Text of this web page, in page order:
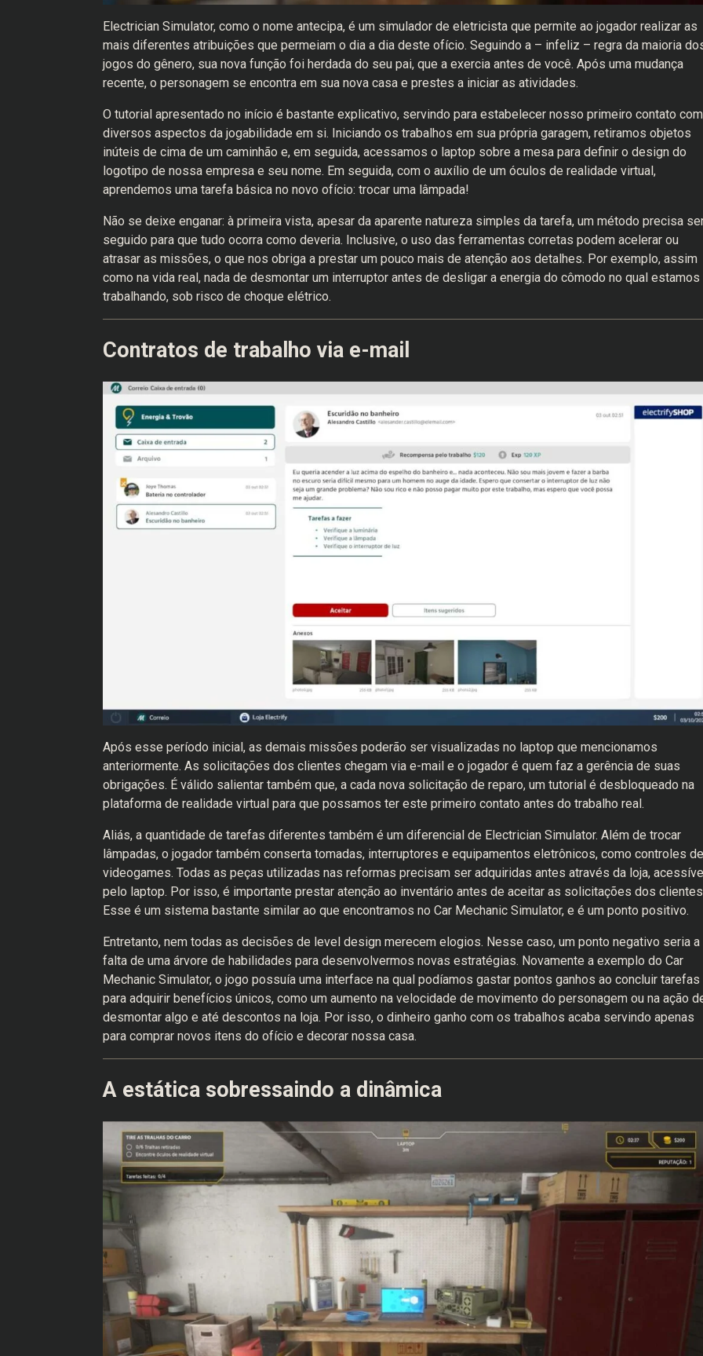
Electrician Simulator, como o nome antecipa, é um simulador de eletricista que permite ao jogador realizar as
mais diferentes atribuições que permeiam o dia a dia deste ofício. Seguindo a – infeliz – regra da maioria
jogos do gênero, sua nova função foi herdada do seu pai, que a exercia antes de você. Após uma mudança
recente, o personagem se encontra em sua nova casa e prestes a iniciar as atividades.
O tutorial apresentado no início é bastante explicativo, servindo para estabelecer nosso primeiro contato com
diversos aspectos da jogabilidade em si. Iniciando os trabalhos em sua própria garagem, retiramos objetos
inúteis de cima de um caminhão e, em seguida, acessamos o laptop sobre a mesa para definir o design do
logotipo de nossa empresa e seu nome. Em seguida, com o auxílio de um óculos de realidade virtual,
aprendemos uma tarefa básica no novo ofício: trocar uma lâmpada!
Não se deixe enganar: à primeira vista, apesar da aparente natureza simples da tarefa, um método precisa
seguido para que tudo ocorra como deveria. Inclusive, o uso das ferramentas corretas podem acelerar ou
atrasar as missões, o que nos obriga a prestar um pouco mais de atenção aos detalhes. Por exemplo, assim
como na vida real, nada de desmontar um interruptor antes de desligar a energia do cômodo no qual estamos
trabalhando, sob risco de choque elétrico.
Contratos de trabalho via e-mail
Após esse período inicial, as demais missões poderão ser visualizadas no laptop que mencionamos
anteriormente. As solicitações dos clientes chegam via e-mail e o jogador é quem faz a gerência de suas
obrigações. É válido salientar também que, a cada nova solicitação de reparo, um tutorial é desbloqueado na
plataforma de realidade virtual para que possamos ter este primeiro contato antes do trabalho real.
Aliás, a quantidade de tarefas diferentes também é um diferencial de Electrician Simulator. Além de trocar
lâmpadas, o jogador também conserta tomadas, interruptores e equipamentos eletrônicos, como controles de
videogames. Todas as peças utilizadas nas reformas precisam ser adquiridas antes através da loja,
pelo laptop. Por isso, é importante prestar atenção ao inventário antes de aceitar as solicitações dos
Esse é um sistema bastante similar ao que encontramos no Car Mechanic Simulator, e é um ponto positivo.
Entretanto, nem todas as decisões de level design merecem elogios. Nesse caso, um ponto negativo seria a
falta de uma árvore de habilidades para desenvolvermos novas estratégias. Novamente a exemplo do Car
Mechanic Simulator, o jogo possuía uma interface na qual podíamos gastar pontos ganhos ao concluir tarefas
para adquirir benefícios únicos, como um aumento na velocidade de movimento do personagem ou na ação
desmontar algo e até descontos na loja. Por isso, o dinheiro ganho com os trabalhos acaba servindo apenas
para comprar novos itens do ofício e decorar nossa casa.
A estática sobressaindo a dinâmica